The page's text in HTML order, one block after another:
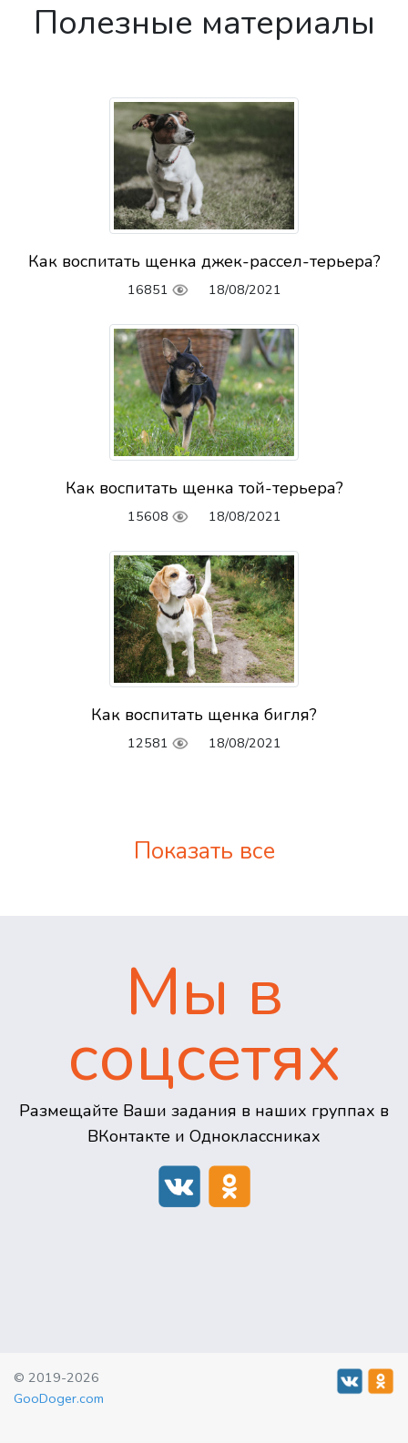
Полезные материалы
Как воспитать щенка джек-рассел-терьера?
16851 18/08/2021
Как воспитать щенка той-терьера?
15608 18/08/2021
Как воспитать щенка бигля?
12581 18/08/2021
Показать все
Мы в
соцсетях
Размещайте Ваши задания в наших группах в
ВКонтакте и Одноклассниках
© 2019-2026
GooDoger.com